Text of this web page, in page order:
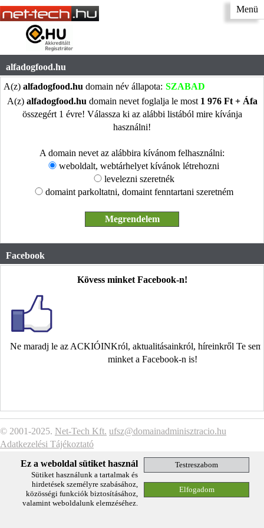
Menü
alfadogfood.hu
A(z) alfadogfood.hu domain név állapota: SZABAD
A(z) alfadogfood.hu domain nevet foglalja le most 1 976 Ft + Áfa
összegért 1 évre! Válassza ki az alábbi listából mire kívánja
használni!
A domain nevet az alábbira kívánom felhasználni:
weboldalt, webtárhelyet kívánok létrehozni
levelezni szeretnék
domaint parkoltatni, domaint fenntartani szeretném
Facebook
Kövess minket Facebook-n!
Ne maradj le az ACKIÓINKról, aktualitásainkról, híreinkről Te
minket a Facebook-n is!
© 2001-2025. Net-Tech Kft. ufsz@domainadminisztracio.hu
Adatkezelési Tájékoztató
Ez a weboldal sütiket használ
Sütiket használunk a tartalmak és
hirdetések személyre szabásához,
közösségi funkciók biztosításához,
valamint weboldalunk elemzéséhez.